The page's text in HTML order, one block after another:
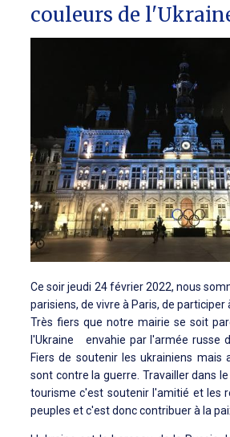
couleurs de
Ce soir jeudi 24 février 2022, nous
parisiens, de vivre à Paris, de participer
Très fiers que notre mairie se soit
l'Ukraine envahie par l'armée russe
Fiers de soutenir les ukrainiens mais
sont contre la guerre. Travailler dans
tourisme c'est soutenir l'amitié et les
peuples et c'est donc contribuer à la